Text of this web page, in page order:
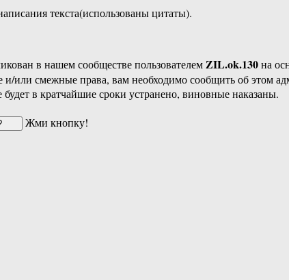
текста(использованы цитаты).
в нашем сообществе пользователемZIL.ok.130на
и/или смежные права, вам необходимо сообщить об этом
в кратчайшие сроки устранено, виновные наказаны.
Жми кнопку!